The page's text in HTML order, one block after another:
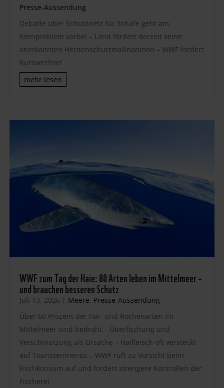
Presse-Aussendung
Debatte über Schutznetz für Schafe geht am
Kernproblem vorbei – Land fördert derzeit keine
anerkannten Herdenschutzmaßnahmen – WWF fordert
Kurswechsel
mehr lesen
WWF zum Tag der Haie: 80 Arten leben im Mittelmeer –
und brauchen besseren Schutz
Juli 13, 2026 | Meere, Presse-Aussendung
Über 60 Prozent der Hai- und Rochenarten im
Mittelmeer sind bedroht – Überfischung und
Verschmutzung als Ursache – Haifleisch oft versteckt
auf Touristenmenüs – WWF ruft zu Vorsicht beim
Fischkonsum auf und fordert strengere Kontrollen der
Fischerei